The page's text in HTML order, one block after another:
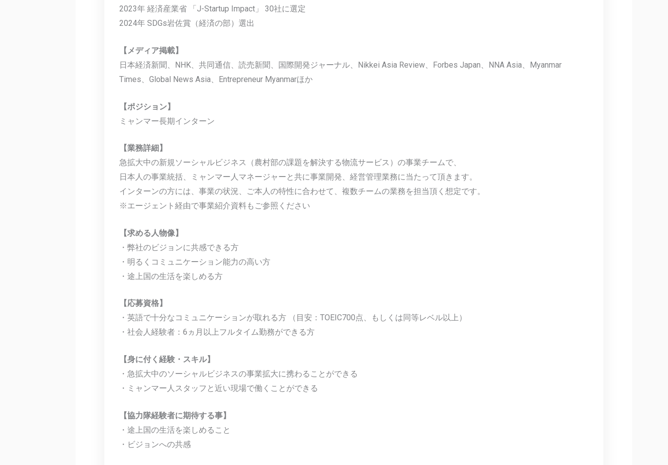
2023年 経済産業省 「J-Startup Impact」 30社に選定
2024年 SDGs岩佐賞（経済の部）選出
【メディア掲載】
日本経済新聞、NHK、共同通信、読売新聞、国際開発ジャーナル、Nikkei Asia Review、Forbes Japan、NNA Asia、Myanmar
Times、Global News Asia、Entrepreneur Myanmarほか
【ポジション】
ミャンマー長期インターン
【業務詳細】
急拡大中の新規ソーシャルビジネス（農村部の課題を解決する物流サービス）の事業チームで、
日本人の事業統括、ミャンマー人マネージャーと共に事業開発、経営管理業務に当たって頂きます。
インターンの方には、事業の状況、ご本人の特性に合わせて、複数チームの業務を担当頂く想定です。
※エージェント経由で事業紹介資料もご参照ください
【求める人物像】
・弊社のビジョンに共感できる方
・明るくコミュニケーション能力の高い方
・途上国の生活を楽しめる方
【応募資格】
・英語で十分なコミュニケーションが取れる方 （目安：TOEIC700点、もしくは同等レベル以上）
・社会人経験者：6ヵ月以上フルタイム勤務ができる方
【身に付く経験・スキル】
・急拡大中のソーシャルビジネスの事業拡大に携わることができる
・ミャンマー人スタッフと近い現場で働くことができる
【協力隊経験者に期待する事】
・途上国の生活を楽しめること
・ビジョンへの共感